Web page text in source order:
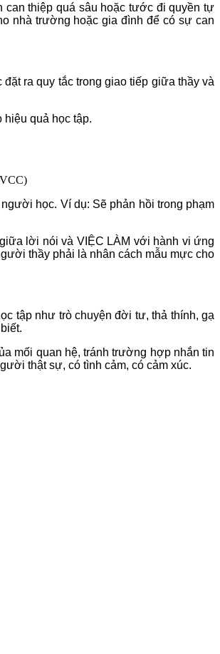
thiệp quá sâu hoặc tước đi quyền tự
nhà trường hoặc gia đình để có sự can
ra quy tắc trong giao tiếp giữa thầy và
hiệu quả học tập.
học. Ví dụ: Sẽ phản hồi trong phạm
lời nói và VIỆC LÀM với hành vi ứng
thầy phải là nhân cách mẫu mực cho
tập như trò chuyện đời tư, thả thính, gạ
mối quan hệ, tránh trường hợp nhắn tin
thật sự, có tình cảm, có cảm xúc.